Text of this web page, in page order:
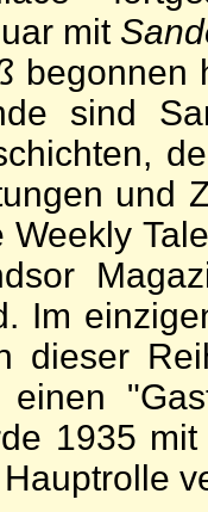
mit
be­gonnen
sind
und
Week­ly
Im
dieser
einen
1935